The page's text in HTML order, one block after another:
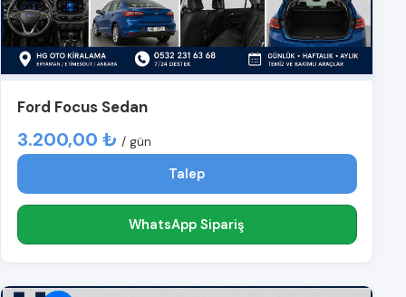
Ford Focus Sedan
3.200,00 ₺ / gün
Talep
WhatsApp Sipariş